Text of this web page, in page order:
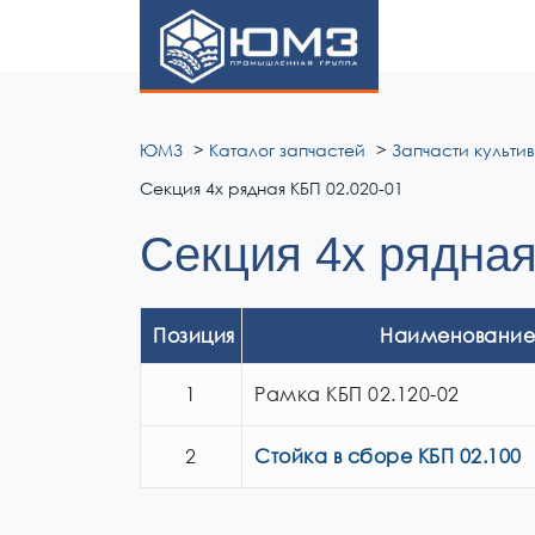
ЮМЗ Каталог запчастей Запчасти
Секция 4х рядная КБП 02.020-01
Секция 4х
Позиция Наименование
1 Рамка КБП 02.120-02
2 Стойка в сборе КБП 02.100